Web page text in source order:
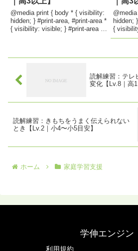
@media print { body * { visibility:
hidden; } #print-area, #print-area *
{ visibility: visible; } #print-area {
hidden;
{
読解練習：テレ
変化【Lv.8｜高1
読解練習：きもちをうまく伝えられない
とき【Lv.2｜小4〜小5目安】
ホーム 家庭学習支援
学伸エンジン
利用規約